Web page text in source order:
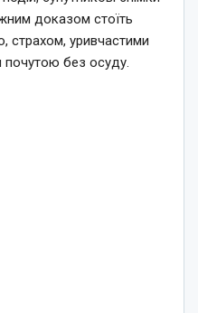
доказом стоїть
уривчастими
без осуду.